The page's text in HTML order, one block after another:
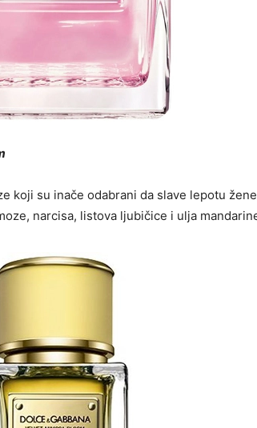
koji su inače odabrani da slave lepotu
narcisa, listova ljubičice i ulja